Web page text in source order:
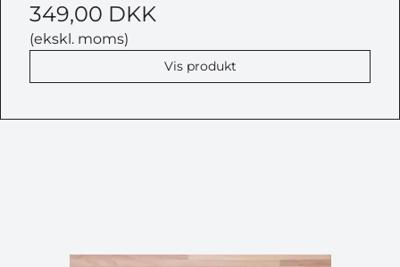
349,00 DKK
(ekskl. moms)
Vis produkt